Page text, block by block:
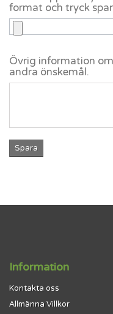
format och tryck
Övrig information
andra önskemål.
Spara
Information
Kontakta oss
Allmänna Villkor